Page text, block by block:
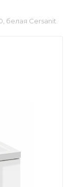
белая Cersanit.